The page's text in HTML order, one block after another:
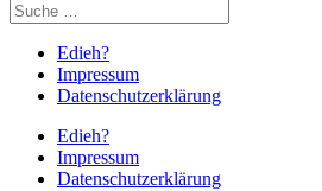
Edieh?
Impressum
Datenschutzerklärung
Edieh?
Impressum
Datenschutzerklärung